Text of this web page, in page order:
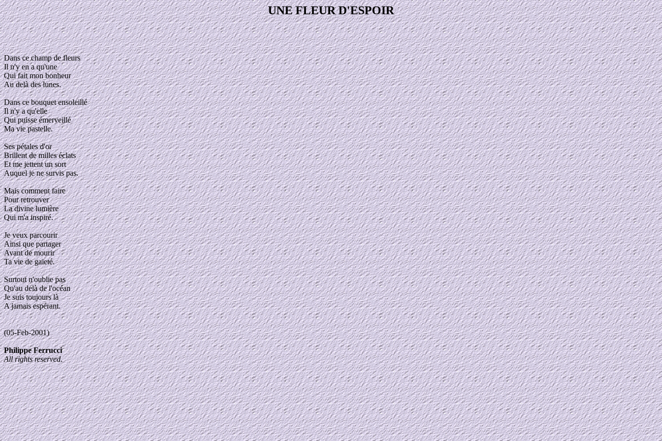
UNE FLEUR D'ESPOIR
Dans ce champ de fleurs
Il n'y en a qu'une
Qui fait mon bonheur
Au delà des lunes.
Dans ce bouquet ensoleillé
Il n'y a qu'elle
Qui puisse émerveillé
Ma vie pastelle.
Ses pétales d'or
Brillent de milles éclats
Et me jettent un sort
Auquel je ne survis pas.
Mais comment faire
Pour retrouver
La divine lumière
Qui m'a inspiré.
Je veux parcourir
Ainsi que partager
Avant de mourir
Ta vie de gaieté.
Surtout n'oublie pas
Qu'au delà de l'océan
Je suis toujours là
A jamais espérant.
(05-Feb-2001)
Philippe Ferrucci
All rights reserved.